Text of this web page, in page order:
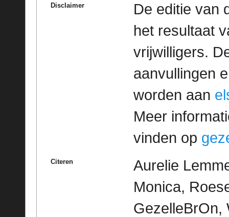
Disclaimer
De editie van
het resultaat
vrijwilligers.
aanvullingen
worden aan
Meer
vinden op
Citeren
Aurelie
Monica,
GezelleBrOn,